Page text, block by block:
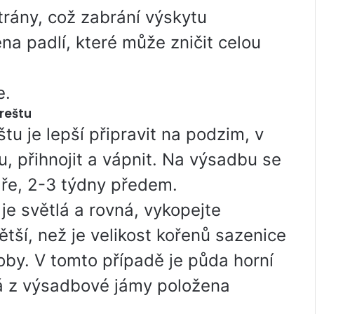
což zabrání výskytu
padlí, které může zničit celou
je lepší připravit na podzim, v
přihnojit a vápnit. Na výsadbu se
2-3 týdny předem.
světlá a rovná, vykopejte
než je velikost kořenů sazenice
V tomto případě je půda horní
výsadbové jámy položena